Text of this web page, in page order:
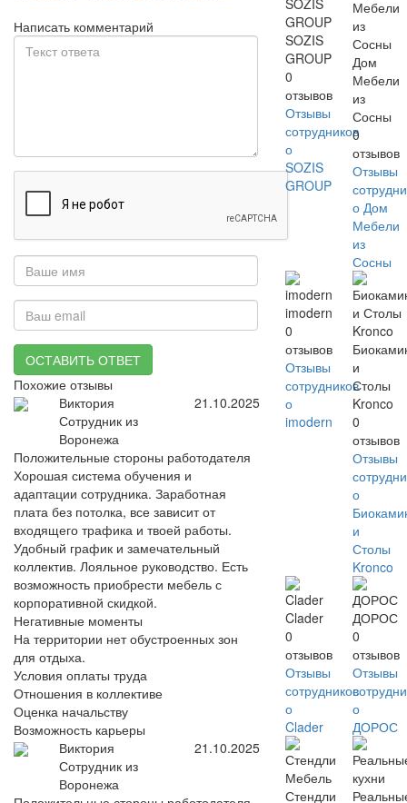
Написать комментарий
ОСТАВИТЬ ОТВЕТ
Похожие отзывы
Виктория
Сотрудник из
Воронежа
21.10.2025
Положительные стороны работодателя
Хорошая система обучения и
адаптации сотрудника. Заработная
плата без потолка, все зависит от
входящего трафика и твоей работы.
Удобный график и замечательный
коллектив. Лояльное руководство. Есть
возможность приобрести мебель с
корпоративной скидкой.
Негативные моменты
На территории нет обустроенных зон
для отдыха.
Условия оплаты труда
Отношения в коллективе
Оценка начальству
Возможность карьеры
Виктория
Сотрудник из
Воронежа
21.10.2025
SOZIS
GROUP
0
отзывов
Отзывы
сотрудников
о
SOZIS
GROUP
Дом
Мебели
из
Сосны
0
отзывов
Отзывы
о Дом
Мебели
из
Сосны
imodern
0
отзывов
Отзывы
сотрудников
о
imodern
и
Столы
Kronco
0
отзывов
Отзывы
о
и
Столы
Kronco
Clader
0
отзывов
Отзывы
сотрудников
о
Clader
ДОРОС
0
отзывов
Отзывы
о
ДОРОС
Стендли